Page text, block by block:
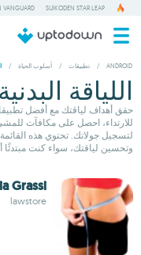
SUIKODEN STAR LEAP
VANGUARD
ANDROID
/ تطبيقات / أسلوب الحياة /
اللياقة البدنية
حقق أهداف لياقتك مع أفضل تطبيقات
للارتداء، احصل على مكافآت
لتسجيل جولاتك. تحتوي هذه
وتحسين لياقتك، سواء كنت مبتدئًا
Grassi
lawstore